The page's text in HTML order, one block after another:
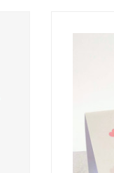
ЦЕНТРЕ
Понедельник -
9:00 -
Суббота: